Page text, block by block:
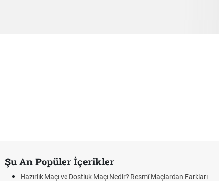
Şu An Popüler İçerikler
Hazırlık Maçı ve Dostluk Maçı Nedir? Resmî Maçlardan Farkları